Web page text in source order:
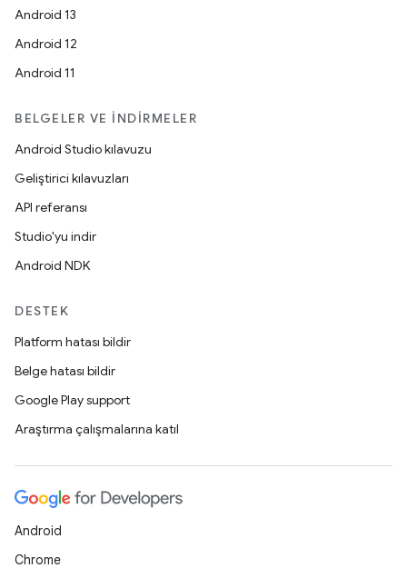
Android 13
Android 12
Android 11
BELGELER VE İNDIRMELER
Android Studio kılavuzu
Geliştirici kılavuzları
API referansı
Studio'yu indir
Android NDK
DESTEK
Platform hatası bildir
Belge hatası bildir
Google Play support
Araştırma çalışmalarına katıl
Android
Chrome